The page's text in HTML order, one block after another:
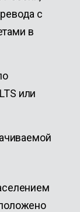
с
в
или